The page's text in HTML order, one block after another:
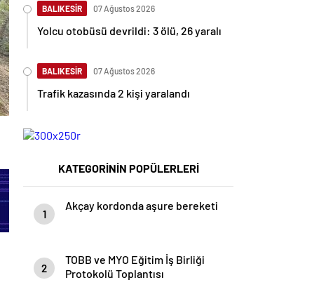
BALIKESİR 07 Ağustos 2026
Yolcu otobüsü devrildi: 3 ölü, 26 yaralı
BALIKESİR 07 Ağustos 2026
Trafik kazasında 2 kişi yaralandı
KATEGORİNİN POPÜLERLERİ
1
Akçay kordonda aşure bereketi
2
TOBB ve MYO Eğitim İş Birliği
Protokolü Toplantısı